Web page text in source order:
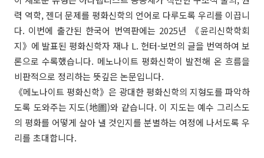
력 역학, 젠더 문제를 평화신학의 언어로 다루도록 우리를 이끕니
다. 이번에 출간된 한국어 번역판에는 2025년 《윤리신학학회
지》에 발표된 평화신학자 재나 L. 헌터-보먼의 글을 번역하여 보
론으로 수록했습니다. 메노나이트 평화신학이 발전해 온 흐름을
비판적으로 정리하는 뜻깊은 논문입니다.
《메노나이트 평화신학》은 광대한 평화신학의 지형도를 파악하
도록 도와주는 지도(地圖)와 같습니다. 이 지도는 예수 그리스도
의 평화를 어떻게 살아 낼 것인지를 분별하는 여정에 나서도록 우
리를 초대합니다.